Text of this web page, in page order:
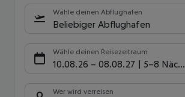
Wähle deinen Abflughafen
Beliebiger Abflughafen
Wähle deinen Reisezeitraum
10.08.26 – 08.08.27 5-8 Nächte
Wer wird verreisen